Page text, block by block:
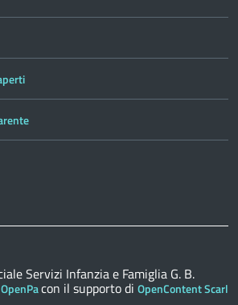
Servizi Infanzia e Famiglia G. B.
OpenPacon il supporto di OpenContent Scarl